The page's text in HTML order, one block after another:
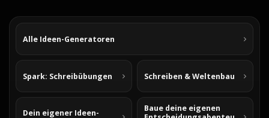
Alle Ideen-Generatoren
Spark: Schreibübungen Schreiben & Weltenbau
Dein eigener Ideen-
Baue deine eigenen